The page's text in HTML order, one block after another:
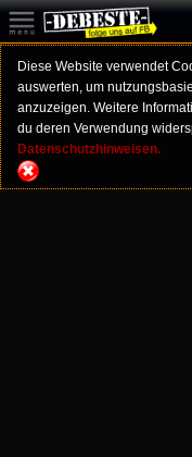
Diese Website verwendet
auswerten, um
anzuzeigen. Weitere
du deren Verwendung
Datenschutzhinweisen.